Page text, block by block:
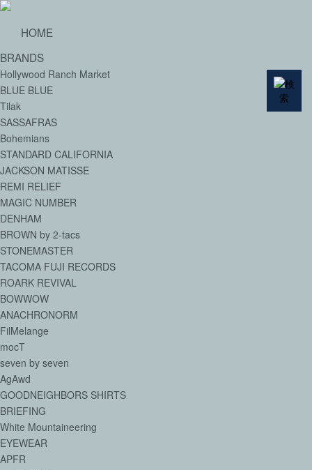
HOME
BRANDS
Hollywood Ranch Market
BLUE BLUE
Tilak
SASSAFRAS
Bohemians
STANDARD CALIFORNIA
JACKSON MATISSE
REMI RELIEF
MAGIC NUMBER
DENHAM
BROWN by 2-tacs
STONEMASTER
TACOMA FUJI RECORDS
ROARK REVIVAL
BOWWOW
ANACHRONORM
FilMelange
mocT
seven by seven
AgAwd
GOODNEIGHBORS SHIRTS
BRIEFING
White Mountaineering
EYEWEAR
APFR